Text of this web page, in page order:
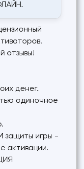
отзывы!
денег.
одиночное
защиты игры -
активации.